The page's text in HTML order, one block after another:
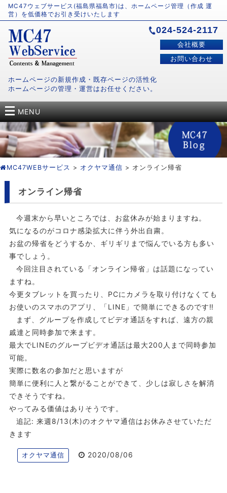
MC47ウェブサービス(福島県福島市)は、ホームページ管理（作成 運
営）を低価格でお引き受けいたします
ホームページの新規作成・既存ページの活性化
ホームページの管理・運営はお任せください。
024-524-2117
会社概要
お問い合わせ
MENU
MC47WEBサービス > オクヤマ通信 > オンライン帰省
オンライン帰省
今週末から早いところでは、お盆休みが始まりますね。
気になるのがコロナ感染拡大に伴う外出自粛。
お盆の帰省をどうするか、ギリギリまで悩んでいる方も多い
事でしょう。
今回注目されている「オンライン帰省」は話題になってい
ますね。
今更タブレットを買ったり、PCにカメラを取り付けなくても
お使いのスマホのアプリ、「LINE」で簡単にできるのです‼️
まず、グループを作成してビデオ通話をすれば、遠方の親
戚達と同時参加で来ます。
最大でLINEのグループビデオ通話は最大200人まで同時参加
可能。
実際に数名の参加だと思いますが
簡単に便利に人と繋がることができて、少しは寂しさを解消
できそうですね。
やってみる価値はありそうです。
追記: 来週8/13(木)のオクヤマ通信はお休みさせていただ
きます
オクヤマ通信 2020/08/06